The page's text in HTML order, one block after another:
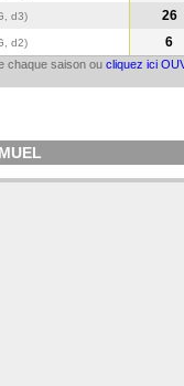
d3)
26
d2) 6
chaque saison ou cliquez ici